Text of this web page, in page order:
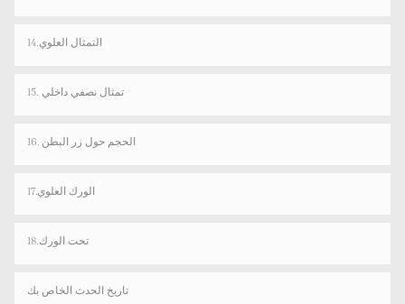
14.التمثال العلوي
15. تمثال نصفي داخلي
16. الحجم حول زر البطن
17.الورك العلوي
18.تحت الورك
تاريخ الحدث الخاص بك